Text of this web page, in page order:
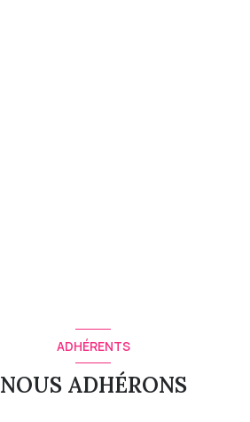
ADHÉRENTS
NOUS ADHÉRONS